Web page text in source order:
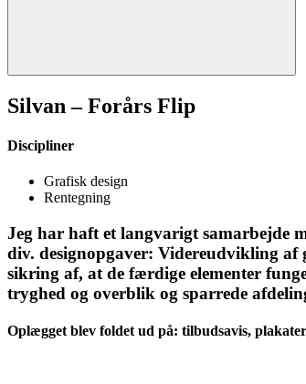
Silvan – Forårs Flip
Discipliner
Grafisk design
Rentegning
Jeg har haft et langvarigt samarbejde
div. designopgaver: Videreudvikling af
sikring af, at de færdige elementer
tryghed og overblik og sparrede
Oplægget blev foldet ud på: tilbudsavis,